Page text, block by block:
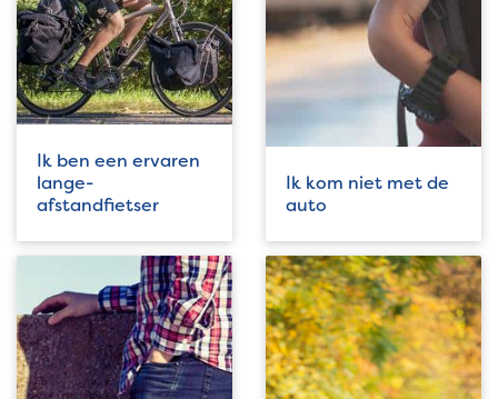
Ik ben een ervaren
lange-
afstandfietser
Ik kom niet met de
auto